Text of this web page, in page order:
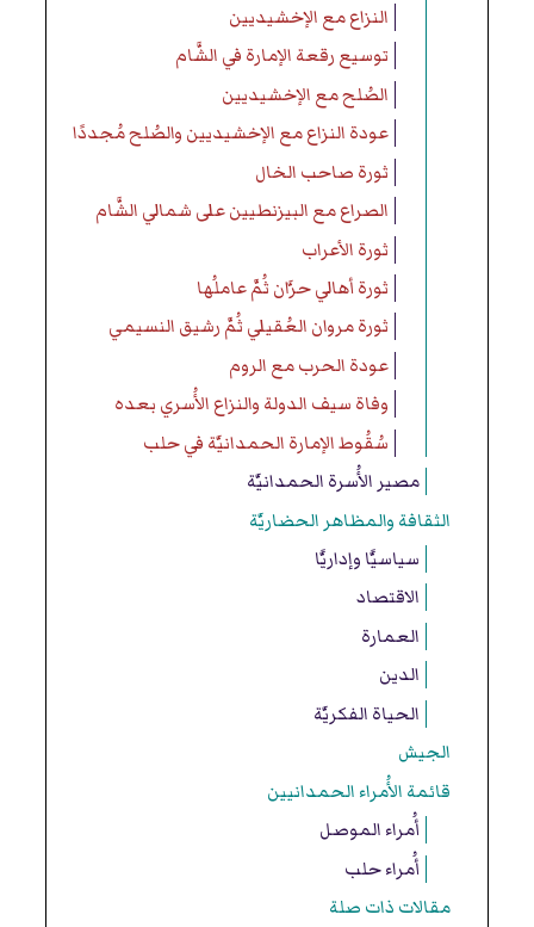
النزاع مع الإخشيديين
توسيع رقعة الإمارة في الشَّام
الصُلح مع الإخشيديين
عودة النزاع مع الإخشيديين والصُلح مُجددًا
ثورة صاحب الخال
الصراع مع البيزنطيين على شمالي الشَّام
ثورة الأعراب
ثورة أهالي حرَّان ثُمَّ عاملُها
ثورة مروان العُقيلي ثُمَّ رشيق النسيمي
عودة الحرب مع الروم
وفاة سيف الدولة والنزاع الأُسري بعده
سُقُوط الإمارة الحمدانيَّة في حلب
مصير الأُسرة الحمدانيَّة
الثقافة والمظاهر الحضاريَّة
سياسيًّا وإداريًّا
الاقتصاد
العمارة
الدين
الحياة الفكريَّة
الجيش
قائمة الأُمراء الحمدانيين
أُمراء الموصل
أُمراء حلب
مقالات ذات صلة